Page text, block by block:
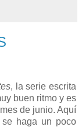
, la serie escrita
buen ritmo y es
de junio. Aquí
haga un poco